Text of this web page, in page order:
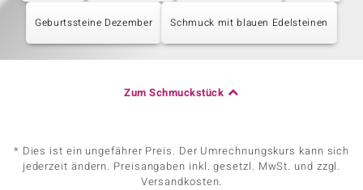
Geburtssteine Dezember Schmuck mit blauen Edelsteinen
Zum Schmuckstück
* Dies ist ein ungefährer Preis. Der Umrechnungskurs kann sich
jederzeit ändern. Preisangaben inkl. gesetzl. MwSt. und zzgl.
Versandkosten.